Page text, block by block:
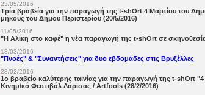
23/05/2016
Τρία βραβεία για την παραγωγή της t-shOrt 4 Μαρτίου του
μήκους του Δήμου Περιστερίου (20/5/2016)
11/05/2016
"Η Αλίκη στο καφέ" η νέα παραγωγή της t-shOrt σε
18/03/2016
"Πνοές" & "Συναντήσεις" για δυο εβδομάδες στις Βρυξέλλες
28/02/2016
1ο βραβείο καλύτερης ταινίας για την παραγωγή της t-shOrt
Κινημ/κό Φεστιβάλ Λάρισας / Artfools (28/2/2016)